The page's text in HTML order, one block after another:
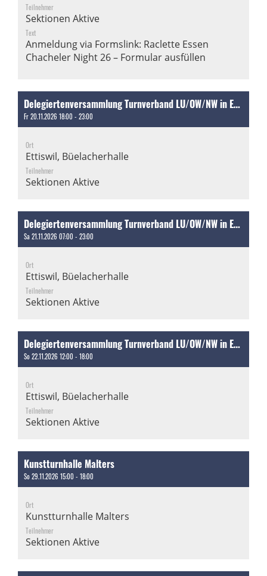
Teilnehmer
Sektionen Aktive
Text
Anmeldung via Formslink: Raclette Essen
Chacheler Night 26 – Formular ausfüllen
Delegiertenversammlung Turnverband LU/OW/NW in Ettiswil [Arbeitseinsätze]
Fr 20.11.2026 18:00 - 23:00
Ort
Ettiswil, Büelacherhalle
Teilnehmer
Sektionen Aktive
Delegiertenversammlung Turnverband LU/OW/NW in Ettiswil [Arbeitseinsätze]
Sa 21.11.2026 07:00 - 23:00
Ort
Ettiswil, Büelacherhalle
Teilnehmer
Sektionen Aktive
Delegiertenversammlung Turnverband LU/OW/NW in Ettiswil [Arbeitseinsätze]
So 22.11.2026 12:00 - 18:00
Ort
Ettiswil, Büelacherhalle
Teilnehmer
Sektionen Aktive
Kunstturnhalle Malters
So 29.11.2026 15:00 - 18:00
Ort
Kunstturnhalle Malters
Teilnehmer
Sektionen Aktive